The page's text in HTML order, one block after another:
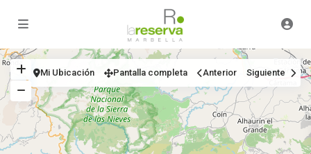
Mi Ubicación Pantalla completa Anterior Siguiente